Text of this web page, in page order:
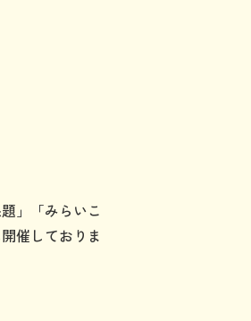
」「みらいこ
催しておりま